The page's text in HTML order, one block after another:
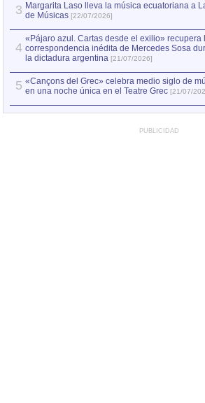
3 Margarita Laso lleva la música ecuatoriana a
de Músicas [22/07/2026]
4
«Pájaro azul. Cartas desde el exilio» recupera
correspondencia inédita de Mercedes Sosa
la dictadura argentina [21/07/2026]
5 «Cançons del Grec» celebra medio siglo de
en una noche única en el Teatre Grec [21/07/
PUBLICIDAD